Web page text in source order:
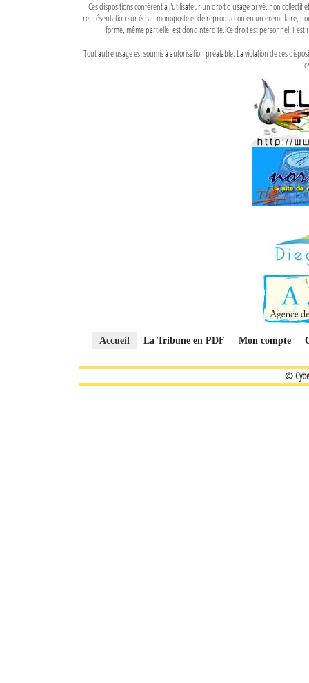
Ces dispositions confèrent à l'utilisateur un droit d'usage privé, non
représentation sur écran monoposte et de reproduction en un exemplaire,
forme, même partielle, est donc interdite. Ce droit est personnel, il
Tout autre usage est soumis à autorisation préalable. La violation de ces
Accueil La Tribune en PDF Mon compte
©